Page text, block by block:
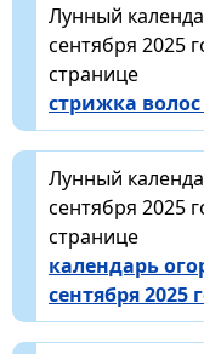
Лунный
сентября 2025
странице
стрижка волос
Лунный
сентября 2025
странице
календарь
сентября 2025